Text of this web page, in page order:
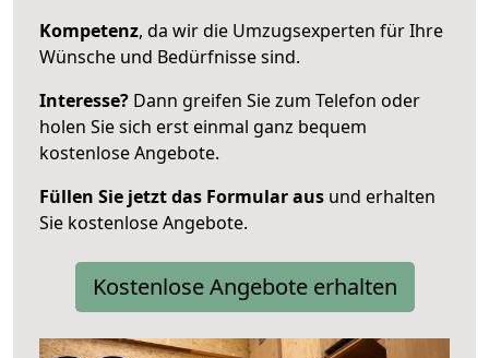
Kompetenz, da wir die Umzugsexperten für Ihre
Wünsche und Bedürfnisse sind.
Interesse? Dann greifen Sie zum Telefon oder
holen Sie sich erst einmal ganz bequem
kostenlose Angebote.
Füllen Sie jetzt das Formular aus und erhalten
Sie kostenlose Angebote.
Kostenlose Angebote erhalten